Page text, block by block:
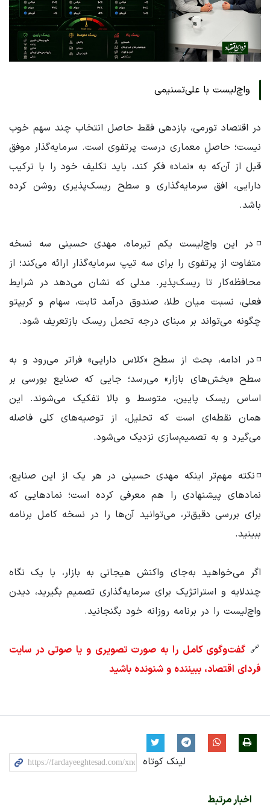
واچ‌لیست با علی‌تسنیمی
در اقتصاد تورمی، بازدهی فقط حاصل انتخاب چند سهم خوب
نیست؛ حاصلِ معماری درست پرتفوی است. سرمایه‌گذار موفق
قبل از آن‌که به «نماد» فکر کند، باید تکلیف خود را با ترکیب
دارایی، افق سرمایه‌گذاری و سطح ریسک‌پذیری روشن کرده
باشد.
◽️در این واچ‌لیست یکم تیرماه، مهدی حسینی سه نسخه
متفاوت از پرتفوی را برای سه تیپ سرمایه‌گذار ارائه می‌کند؛ از
محافظه‌کار تا ریسک‌پذیر. مدلی که نشان می‌دهد در شرایط
فعلی، نسبت میان طلا، صندوق درآمد ثابت، سهام و کریپتو
چگونه می‌تواند بر مبنای درجه تحمل ریسک بازتعریف شود.
◽️در ادامه، بحث از سطح «کلاس دارایی» فراتر می‌رود و به
سطح «بخش‌های بازار» می‌رسد؛ جایی که صنایع بورسی بر
اساس ریسک پایین، متوسط و بالا تفکیک می‌شوند. این
همان نقطه‌ای است که تحلیل، از توصیه‌های کلی فاصله
می‌گیرد و به تصمیم‌سازی نزدیک می‌شود.
◽️نکته مهم‌تر اینکه مهدی حسینی در هر یک از این صنایع،
نمادهای پیشنهادی را هم معرفی کرده است؛ نمادهایی که
برای بررسی دقیق‌تر، می‌توانید آن‌ها را در نسخه کامل برنامه
ببینید.
اگر می‌خواهید به‌جای واکنش هیجانی به بازار، با یک نگاه
چندلایه و استراتژیک برای سرمایه‌گذاری تصمیم بگیرید، دیدن
واچ‌لیست را در برنامه روزانه خود بگنجانید.
🔗گفت‌وگوی کامل را به صورت تصویری و یا صوتی در سایت
فردای اقتصاد، ببیننده و شنونده باشید
لینک کوتاه
اخبار مرتبط